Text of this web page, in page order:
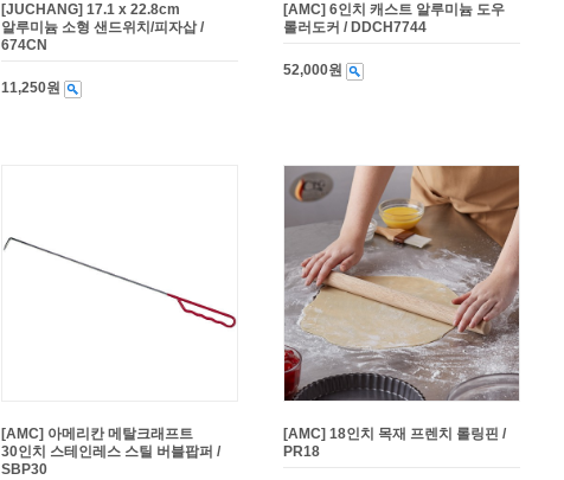
[JUCHANG] 17.1 x 22.8cm
알루미늄 소형 샌드위치/피자삽 /
674CN
11,250원
[AMC] 6인치 캐스트 알루미늄 도우
롤러도커 / DDCH7744
52,000원
[AMC] 아메리칸 메탈크래프트
30인치 스테인레스 스틸 버블팝퍼 /
SBP30
[AMC] 18인치 목재 프렌치 롤링핀 /
PR18